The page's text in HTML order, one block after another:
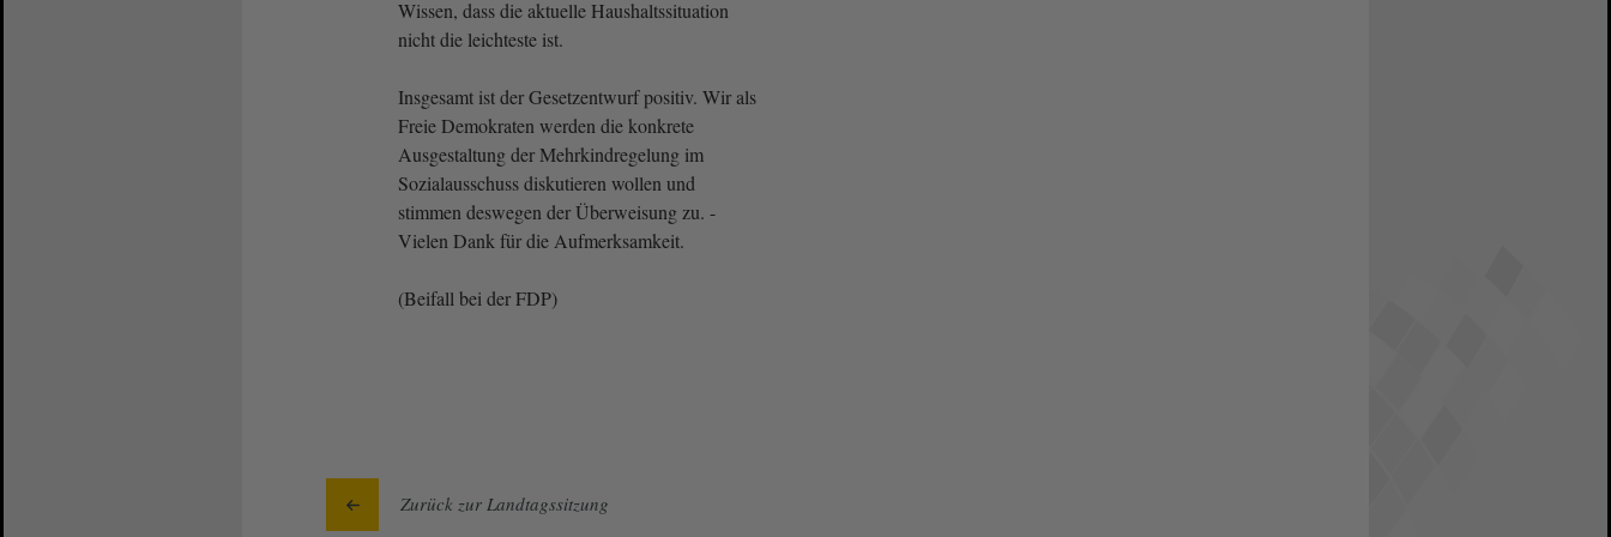
Wissen, dass die aktuelle Haushaltssituation
nicht die leichteste ist.
Insgesamt ist der Gesetzentwurf positiv. Wir als
Freie Demokraten werden die konkrete
Ausgestaltung der Mehrkindregelung im
Sozialausschuss diskutieren wollen und
stimmen deswegen der Überweisung zu. -
Vielen Dank für die Aufmerksamkeit.
(Beifall bei der FDP)
Zurück zur Landtagssitzung